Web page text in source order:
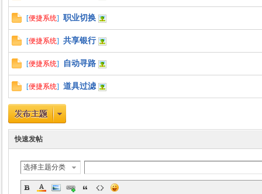
[便捷系统] 职业切换
[便捷系统] 共享银行
[便捷系统] 自动寻路
[便捷系统] 道具过滤
快速发帖
选择主题分类